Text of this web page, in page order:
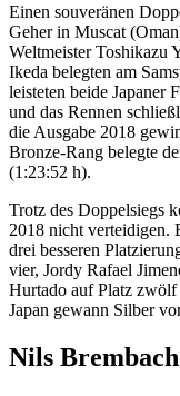
Einen souveränen
Geher in Muscat
Weltmeister Toshikazu
Ikeda belegten am
leisteten beide Japaner
und das Rennen
die Ausgabe 2018
Bronze-Rang belegte
(1:23:52 h).
Trotz des Doppelsiegs
2018 nicht verteidigen.
drei besseren
vier, Jordy Rafael
Hurtado auf Platz zwölf
Japan gewann Silber
Nils